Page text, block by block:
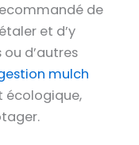
de
et d’y
d’autres
mulch
écologique,